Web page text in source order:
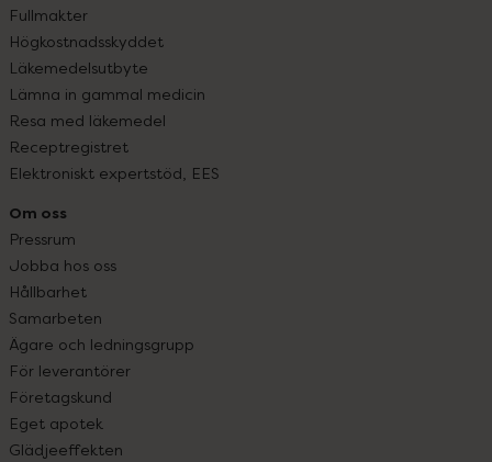
Fullmakter
Högkostnadsskyddet
Läkemedelsutbyte
Lämna in gammal medicin
Resa med läkemedel
Receptregistret
Elektroniskt expertstöd, EES
Om oss
Pressrum
Jobba hos oss
Hållbarhet
Samarbeten
Ägare och ledningsgrupp
För leverantörer
Företagskund
Eget apotek
Glädjeeffekten